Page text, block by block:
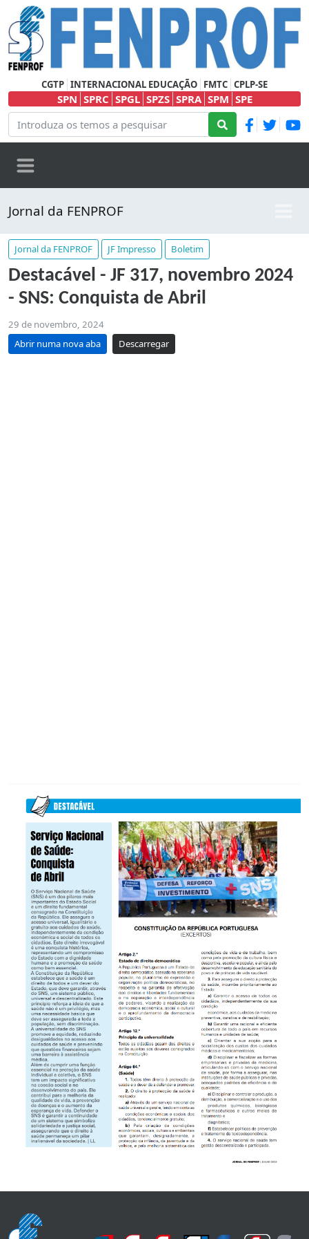
CGTP INTERNACIONAL EDUCAÇÃO FMTC CPLP-SE
SPN SPRC SPGL SPZS SPRA SPM SPE
Jornal da FENPROF
Jornal da FENPROF JF Impresso Boletim
Destacável - JF 317, novembro 2024
- SNS: Conquista de Abril
29 de novembro, 2024
Abrir numa nova aba
Descarregar